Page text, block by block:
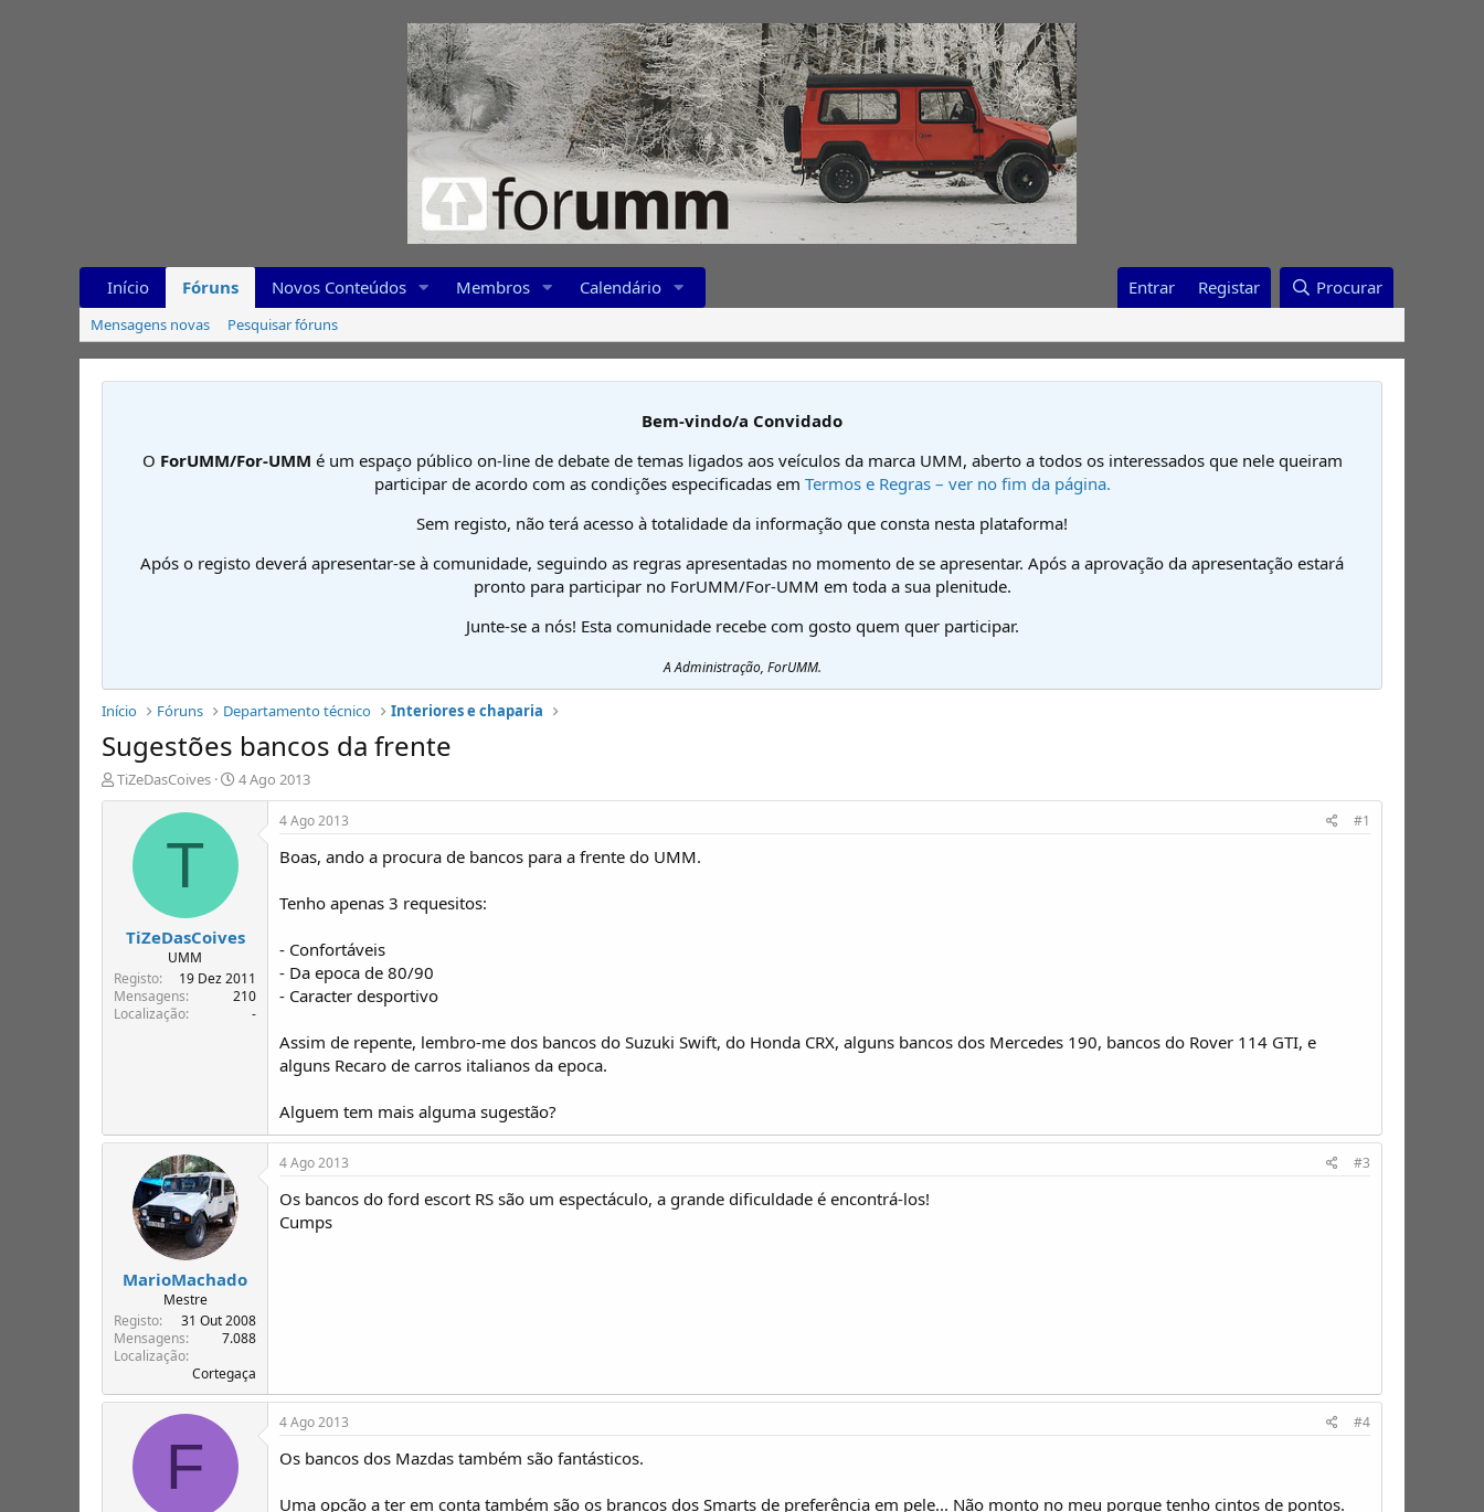
Início Fóruns Novos Conteúdos Membros Calendário Entrar Registar Procurar
Mensagens novas Pesquisar fóruns
Bem-vindo/a Convidado
O ForUMM/For-UMM é um espaço público on-line de debate de temas ligados aos veículos da marca UMM, aberto a todos os interessados que nele queiram
participar de acordo com as condições especificadas em Termos e Regras – ver no fim da página.
Sem registo, não terá acesso à totalidade da informação que consta nesta plataforma!
Após o registo deverá apresentar-se à comunidade, seguindo as regras apresentadas no momento de se apresentar. Após a aprovação da apresentação estará
pronto para participar no ForUMM/For-UMM em toda a sua plenitude.
Junte-se a nós! Esta comunidade recebe com gosto quem quer participar.
A Administração, ForUMM.
Início Fóruns Departamento técnico Interiores e chaparia
Sugestões bancos da frente
I
n
e
T
ó
TiZeDasCoives
D
a
d
e
í
i
o
4 Ago 2013
T
TiZeDasCoives
UMM
Registo
19 Dez 2011
Mensagens
210
Localização
-
4 Ago 2013 #1
Boas, ando a procura de bancos para a frente do UMM.
Tenho apenas 3 requesitos:
- Confortáveis
- Da epoca de 80/90
- Caracter desportivo
Assim de repente, lembro-me dos bancos do Suzuki Swift, do Honda CRX, alguns bancos dos Mercedes 190, bancos do Rover 114 GTI, e
alguns Recaro de carros italianos da epoca.
Alguem tem mais alguma sugestão?
MarioMachado
Mestre
Registo
31 Out 2008
Mensagens
7.088
Localização
Cortegaça
4 Ago 2013 #3
Os bancos do ford escort RS são um espectáculo, a grande dificuldade é encontrá-los!
Cumps
F
4 Ago 2013 #4
Os bancos dos Mazdas também são fantásticos.
Uma opção a ter em conta também são os brancos dos Smarts de preferência em pele... Não monto no meu porque tenho cintos de pontos.